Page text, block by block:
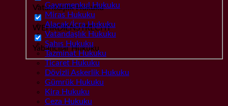
Vatandaşlık Hukuku
WEHRDIENSTRECHT
Yabancılar Hukuku
Gayrımenkul Hukuku
Miras Hukuku
Alacak/İcra Hukuku
Vatandaşlık Hukuku
Şahıs Hukuku
Tazminat Hukuku
Ticaret Hukuku
Dövizli Askerlik Hukuku
Gümrük Hukuku
Kira Hukuku
Ceza Hukuku